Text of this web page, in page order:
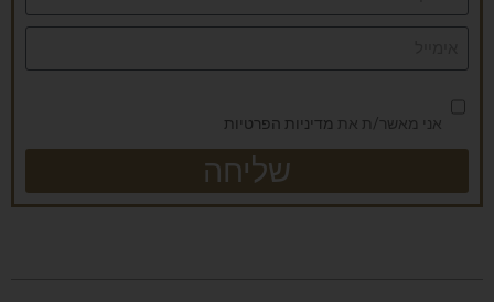
אני מאשר/ת את מדיניות הפרטיות
שליחה